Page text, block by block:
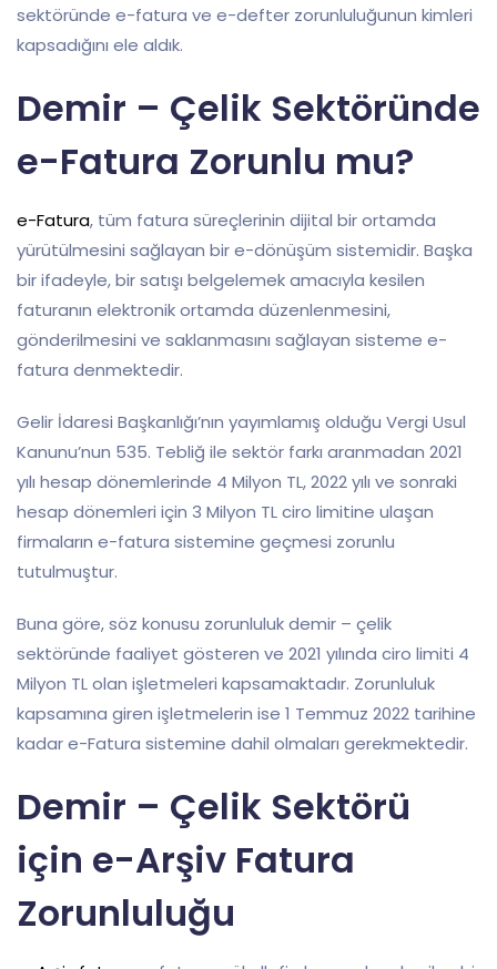
sektöründe e-fatura ve e-defter zorunluluğunun kimleri
kapsadığını ele aldık.
Demir – Çelik Sektöründe
e-Fatura Zorunlu mu?
e-Fatura, tüm fatura süreçlerinin dijital bir ortamda
yürütülmesini sağlayan bir e-dönüşüm sistemidir. Başka
bir ifadeyle, bir satışı belgelemek amacıyla kesilen
faturanın elektronik ortamda düzenlenmesini,
gönderilmesini ve saklanmasını sağlayan sisteme e-
fatura denmektedir.
Gelir İdaresi Başkanlığı’nın yayımlamış olduğu Vergi Usul
Kanunu’nun 535. Tebliğ ile sektör farkı aranmadan 2021
yılı hesap dönemlerinde 4 Milyon TL, 2022 yılı ve sonraki
hesap dönemleri için 3 Milyon TL ciro limitine ulaşan
firmaların e-fatura sistemine geçmesi zorunlu
tutulmuştur.
Buna göre, söz konusu zorunluluk demir – çelik
sektöründe faaliyet gösteren ve 2021 yılında ciro limiti 4
Milyon TL olan işletmeleri kapsamaktadır. Zorunluluk
kapsamına giren işletmelerin ise 1 Temmuz 2022 tarihine
kadar e-Fatura sistemine dahil olmaları gerekmektedir.
Demir – Çelik Sektörü
için e-Arşiv Fatura
Zorunluluğu